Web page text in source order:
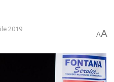
2019
AA